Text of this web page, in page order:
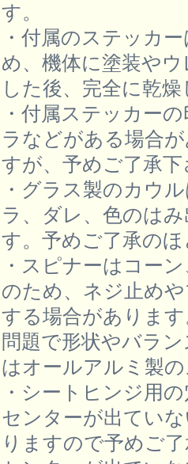
す。
・付属のステッカ
め、機体に塗装や
した後、完全に乾
・付属ステッカー
ラなどがある場合
すが、予めご了承
・グラス製のカウ
ラ、ダレ、色のは
す。予めご了承の
・スピナーはコー
のため、ネジ止め
する場合がありま
問題で形状やバラ
はオールアルミ製
・シートヒンジ用
センターが出てい
りますので予めご